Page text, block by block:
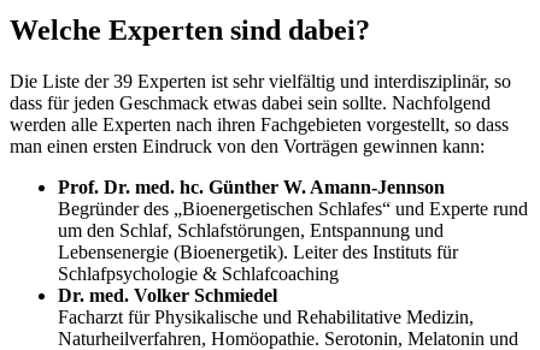
Welche Experten sind dabei?
Die Liste der 39 Experten ist sehr vielfältig und interdisziplinär, so
dass für jeden Geschmack etwas dabei sein sollte. Nachfolgend
werden alle Experten nach ihren Fachgebieten vorgestellt, so dass
man einen ersten Eindruck von den Vorträgen gewinnen kann:
Prof. Dr. med. hc. Günther W. Amann-Jennson
Begründer des „Bioenergetischen Schlafes“ und Experte rund
um den Schlaf, Schlafstörungen, Entspannung und
Lebensenergie (Bioenergetik). Leiter des Instituts für
Schlafpsychologie & Schlafcoaching
Dr. med. Volker Schmiedel
Facharzt für Physikalische und Rehabilitative Medizin,
Naturheilverfahren, Homöopathie. Serotonin, Melatonin und